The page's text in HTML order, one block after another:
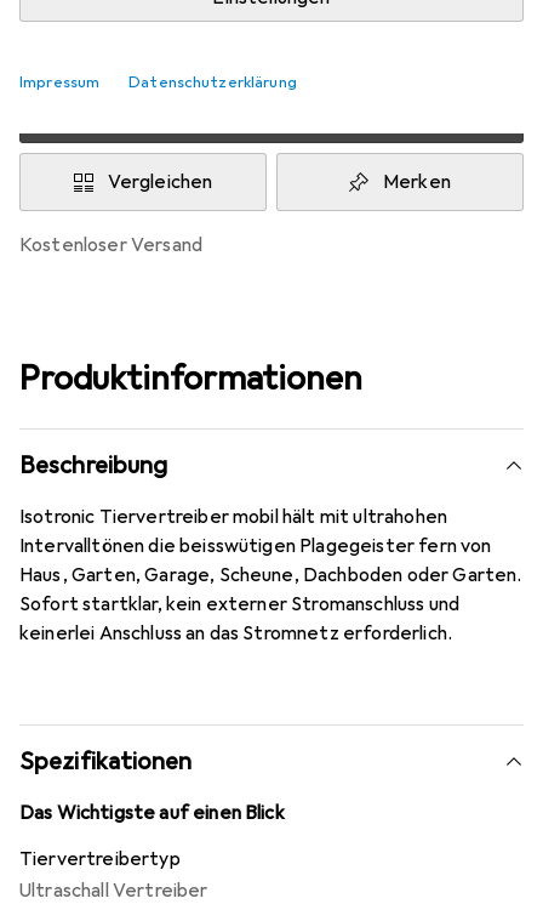
Impressum Datenschutzerklärung
Angebot von i
Vergleichen Merken
kostenloser Versand
Produktinformationen
Beschreibung
Isotronic Tiervertreiber mobil hält mit ultrahohen
Intervalltönen die beisswütigen Plagegeister fern von
Haus, Garten, Garage, Scheune, Dachboden oder Garten.
Sofort startklar, kein externer Stromanschluss und
keinerlei Anschluss an das Stromnetz erforderlich.
Spezifikationen
Das Wichtigste auf einen Blick
Tiervertreibertyp
Ultraschall Vertreiber